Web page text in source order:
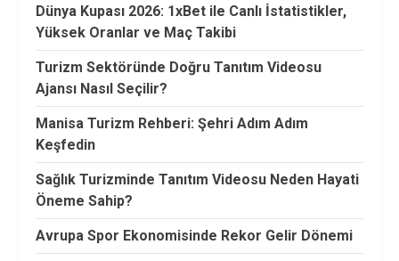
Dünya Kupası 2026: 1xBet ile Canlı İstatistikler,
Yüksek Oranlar ve Maç Takibi
Turizm Sektöründe Doğru Tanıtım Videosu
Ajansı Nasıl Seçilir?
Manisa Turizm Rehberi: Şehri Adım Adım
Keşfedin
Sağlık Turizminde Tanıtım Videosu Neden Hayati
Öneme Sahip?
Avrupa Spor Ekonomisinde Rekor Gelir Dönemi